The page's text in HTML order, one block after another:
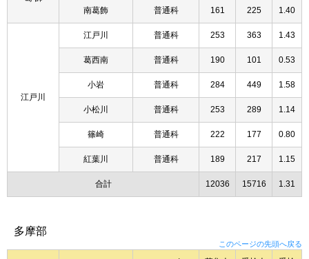
南葛飾 普通科 161 225 1.40
江戸川
江戸川 普通科 253 363 1.43
葛西南 普通科 190 101 0.53
小岩 普通科 284 449 1.58
小松川 普通科 253 289 1.14
篠崎 普通科 222 177 0.80
紅葉川 普通科 189 217 1.15
合計 12036 15716 1.31
多摩部
このページの先頭へ戻る